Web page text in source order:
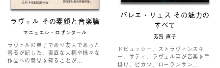
ラヴェル その素顔と音楽論
マニュエル・ロザンタール
ラヴェルの弟子であり友人であった
著者が記した、実直な人柄や様々な
作品への意見を知ることが...
バレエ・リュス その魅力の
すべて
芳賀 直子
ドビュッシー、ストラヴィンスキ
ー、サティ、ラヴェル等が音楽を手
掛け、ピカソ、ローランサン...